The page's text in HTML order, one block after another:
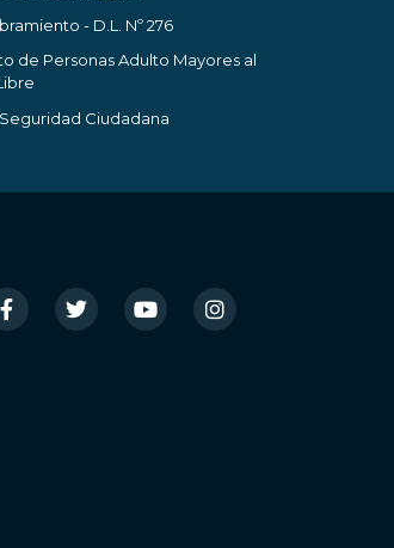
- D.L. Nº 276
de Personas Adulto Mayores al
Ciudadana